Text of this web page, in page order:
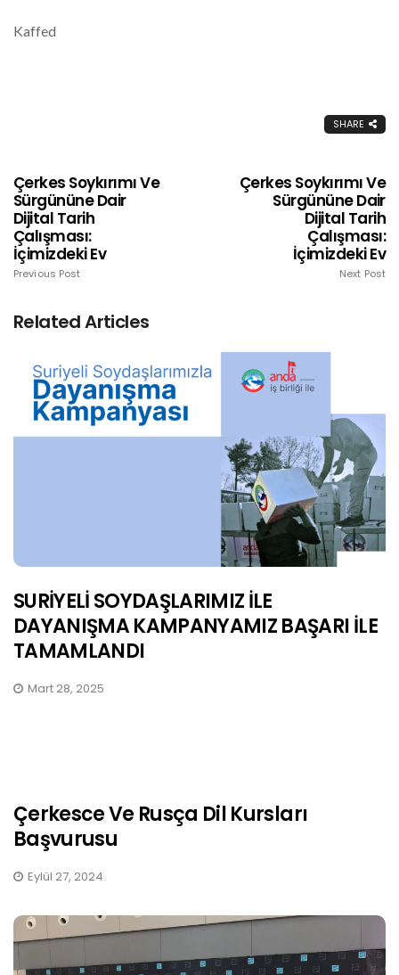
Kaffed
SHARE
Çerkes Soykırımı Ve
Sürgününe Dair
Dijital Tarih
Çalışması:
İçimizdeki Ev
Previous Post
Çerkes Soykırımı Ve
Sürgününe Dair
Dijital Tarih
Çalışması:
İçimizdeki Ev
Next Post
Related Articles
SURİYELİ SOYDAŞLARIMIZ İLE
DAYANIŞMA KAMPANYAMIZ BAŞARI İLE
TAMAMLANDI
Mart 28, 2025
Çerkesce Ve Rusça Dil Kursları
Başvurusu
Eylül 27, 2024